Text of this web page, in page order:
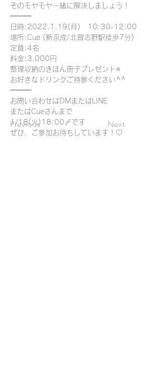
Previous Next
そのモヤモヤ一緒に解決しましょう！
━━━
日時:2022.1.19(月)　10:30-12:00
場所:Cue (新京成/北習志野駅徒歩7分)
定員:4名
料金:3,000円
整理収納のきほん冊子プレゼント⭐
お好きなドリンクご持参ください^^
━━━
お問い合わせはDMまたはLINE
またはCueさんまで
1/18(火)18:00〆です
ぜひ、ご参加お待ちしています！♡